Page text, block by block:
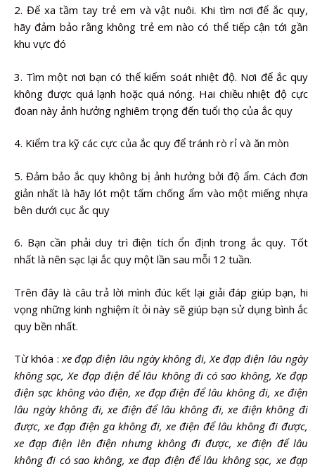
2. Để xa tầm tay trẻ em và vật nuôi. Khi tìm nơi để ắc quy,
hãy đảm bảo rằng không trẻ em nào có thể tiếp cận tới gần
khu vực đó
3. Tìm một nơi bạn có thể kiểm soát nhiệt độ. Nơi để ắc quy
không được quá lạnh hoặc quá nóng. Hai chiều nhiệt độ cực
đoan này ảnh hưởng nghiêm trọng đến tuổi thọ của ắc quy
4. Kiểm tra kỹ các cực của ắc quy để tránh rò rỉ và ăn mòn
5. Đảm bảo ắc quy không bị ảnh hưởng bởi độ ẩm. Cách đơn
giản nhất là hãy lót một tấm chống ẩm vào một miếng nhựa
bên dưới cục ắc quy
6. Bạn cần phải duy trì điện tích ổn định trong ắc quy. Tốt
nhất là nên sạc lại ắc quy một lần sau mỗi 12 tuần.
Trên đây là câu trả lời mình đúc kết lại giải đáp giúp bạn, hi
vọng những kinh nghiệm ít ỏi này sẽ giúp bạn sử dụng bình ắc
quy bền nhất.
Từ khóa :xe đạp điện lâu ngày không đi, Xe đạp điện lâu ngày
không sạc, Xe đạp điện để lâu không đi có sao không, Xe đạp
điện sạc không vào điện, xe đạp điện để lâu không đi, xe điện
lâu ngày không đi, xe điện để lâu không đi, xe điện không đi
được, xe đạp điện ga không đi, xe điện để lâu không đi được,
xe đạp điện lên điện nhưng không đi được, xe điện để lâu
không đi có sao không, xe đạp điện để lâu không sạc, xe đạp